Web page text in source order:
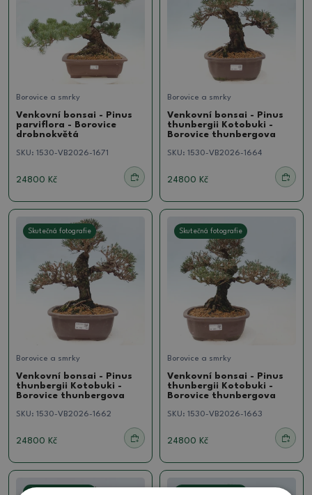
Borovice a smrky
Venkovní bonsai - Pinus
parviflora - Borovice
drobnokvětá
SKU: 1530-VB2026-1671
24800 Kč
Borovice a smrky
Venkovní bonsai - Pinus
thunbergii Kotobuki -
Borovice thunbergova
SKU: 1530-VB2026-1664
24800 Kč
Skutečná fotografie
Borovice a smrky
Venkovní bonsai - Pinus
thunbergii Kotobuki -
Borovice thunbergova
SKU: 1530-VB2026-1662
24800 Kč
Skutečná fotografie
Borovice a smrky
Venkovní bonsai - Pinus
thunbergii Kotobuki -
Borovice thunbergova
SKU: 1530-VB2026-1663
24800 Kč